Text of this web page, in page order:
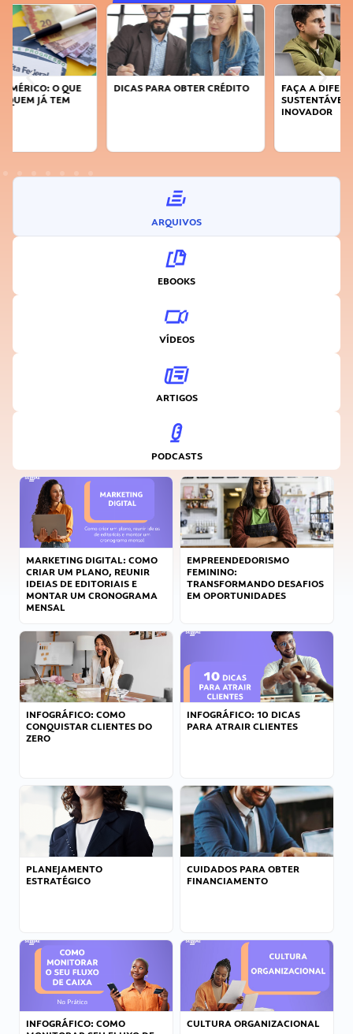
DICAS PARA OBTER CRÉDITO
FAÇA A DIFERENÇA: SEJA
SUSTENTÁVEL, SEJA
ARQUIVOS
EBOOKS
VÍDEOS
ARTIGOS
PODCASTS
MARKETING DIGITAL: COMO
CRIAR UM PLANO, REUNIR
IDEIAS DE EDITORIAIS E
MONTAR UM CRONOGRAMA
MENSAL
EMPREENDEDORISMO
FEMININO:
TRANSFORMANDO DESAFIOS
EM OPORTUNIDADES
INFOGRÁFICO: COMO
CONQUISTAR CLIENTES DO
ZERO
INFOGRÁFICO: 10 DICAS
PARA ATRAIR CLIENTES
PLANEJAMENTO
ESTRATÉGICO
CUIDADOS PARA OBTER
FINANCIAMENTO
INFOGRÁFICO: COMO
CULTURA ORGANIZACIONAL